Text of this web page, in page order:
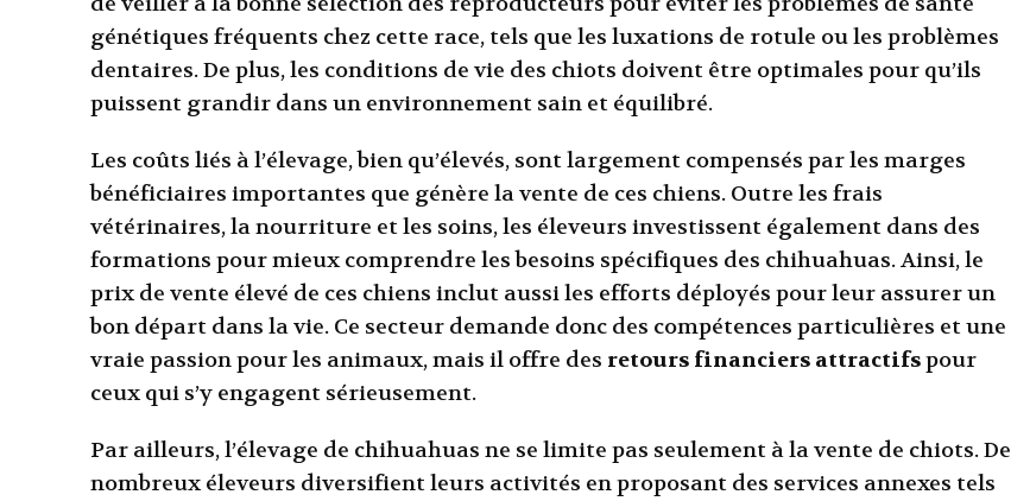
génétiques fréquents chez cette race, tels que les luxations de rotule ou les problèmes
dentaires. De plus, les conditions de vie des chiots doivent être optimales pour qu’ils
puissent grandir dans un environnement sain et équilibré.
Les coûts liés à l’élevage, bien qu’élevés, sont largement compensés par les marges
bénéficiaires importantes que génère la vente de ces chiens. Outre les frais
vétérinaires, la nourriture et les soins, les éleveurs investissent également dans des
formations pour mieux comprendre les besoins spécifiques des chihuahuas. Ainsi, le
prix de vente élevé de ces chiens inclut aussi les efforts déployés pour leur assurer un
bon départ dans la vie. Ce secteur demande donc des compétences particulières et une
vraie passion pour les animaux, mais il offre des retours financiers attractifspour
ceux qui s’y engagent sérieusement.
Par ailleurs, l’élevage de chihuahuas ne se limite pas seulement à la vente de chiots. De
nombreux éleveurs diversifient leurs activités en proposant des services annexes tels